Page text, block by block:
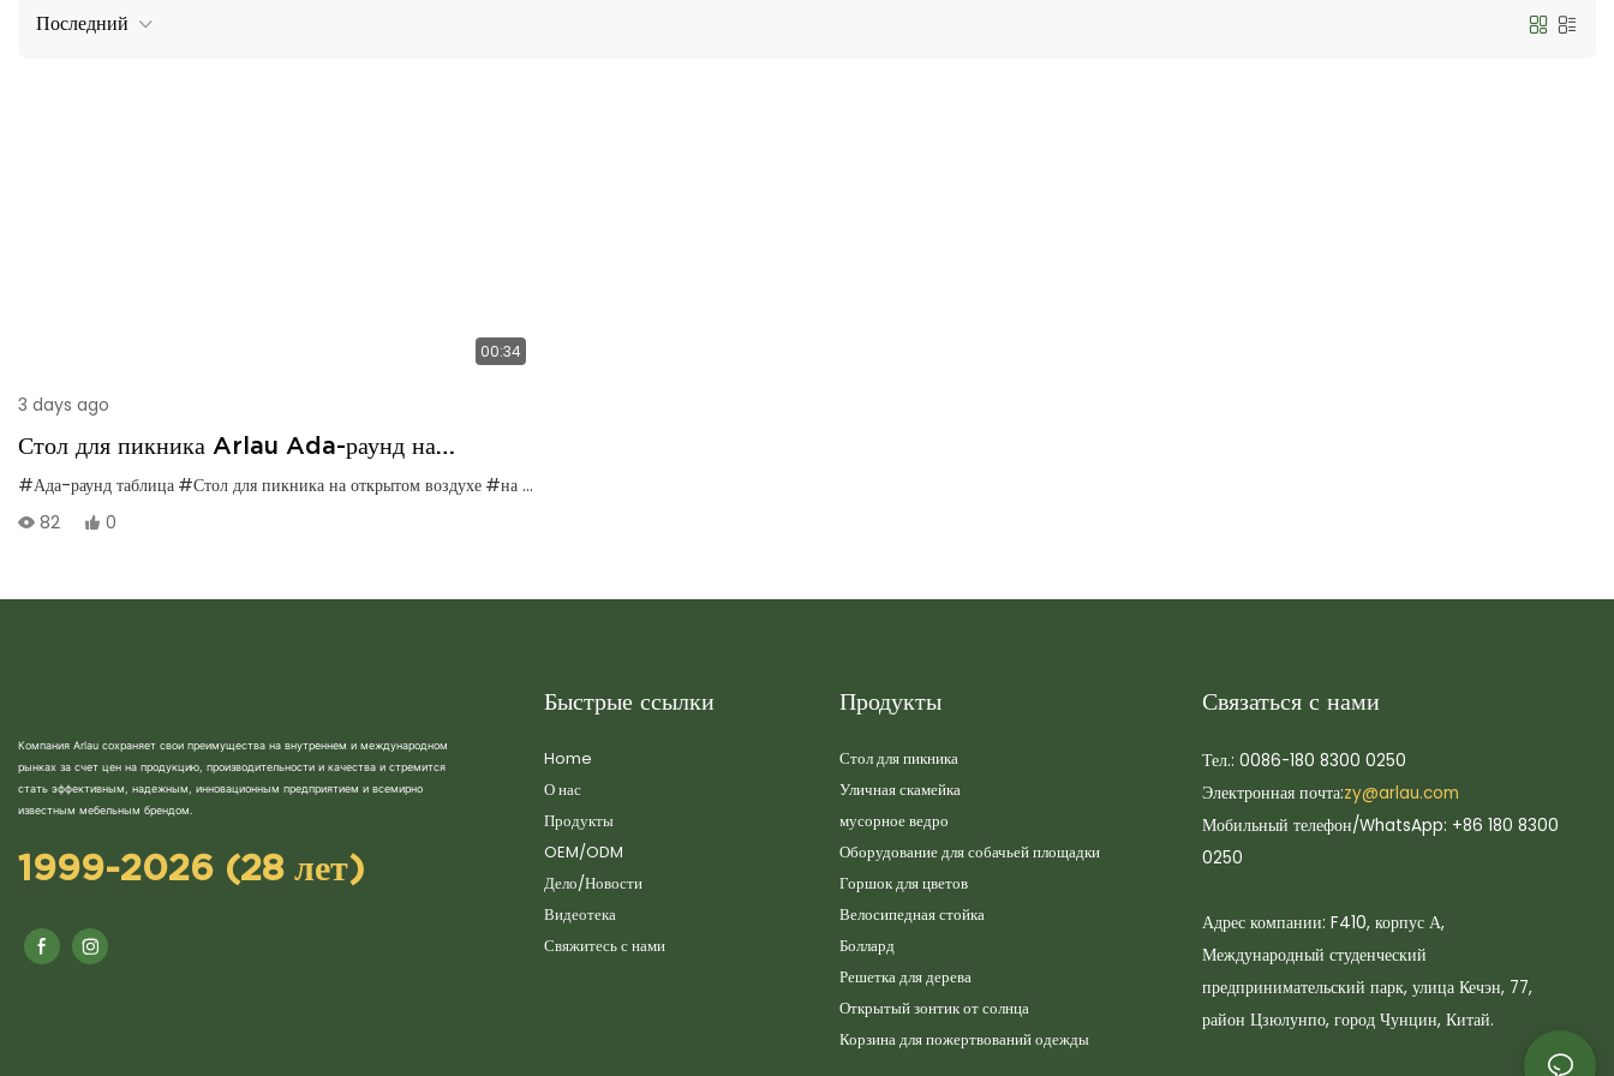
Последний
00:34
3 days ago
Стол для пикника Arlau Ada-раунд на
открытом воздухе
#Ада-раунд таблица #Стол для пикника на открытом воздухе #на открытом воздухе
82
0
Компания Arlau сохраняет свои преимущества на внутреннем и международном
рынках за счет цен на продукцию, производительности и качества и стремится
стать эффективным, надежным, инновационным предприятием и всемирно
известным мебельным брендом.
1999-2026 (28 лет)
Быстрые ссылки
Home
О нас
Продукты
OEM/ODM
Дело/Новости
Видеотека
Свяжитесь с нами
Продукты
Стол для пикника
Уличная скамейка
мусорное ведро
Оборудование для собачьей площадки
Горшок для цветов
Велосипедная стойка
Боллард
Решетка для дерева
Открытый зонтик от солнца
Корзина для пожертвований одежды
Связаться с нами
Тел.: 0086-180 8300 0250
Электронная почта:zy@arlau.com
Мобильный телефон/WhatsApp: +86 180 8300
0250
Адрес компании: F410, корпус А,
Международный студенческий
предпринимательский парк, улица Кечэн, 77,
район Цзюлунпо, город Чунцин, Китай.